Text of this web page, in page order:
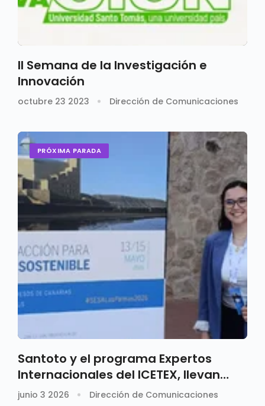
II Semana de la Investigación e
Innovación
octubre 23 2023 Dirección de Comunicaciones
PRÓXIMA PARADA
Santoto y el programa Expertos
Internacionales del ICETEX, llevan
investigación sobre aire a España
junio 3 2026 Dirección de Comunicaciones